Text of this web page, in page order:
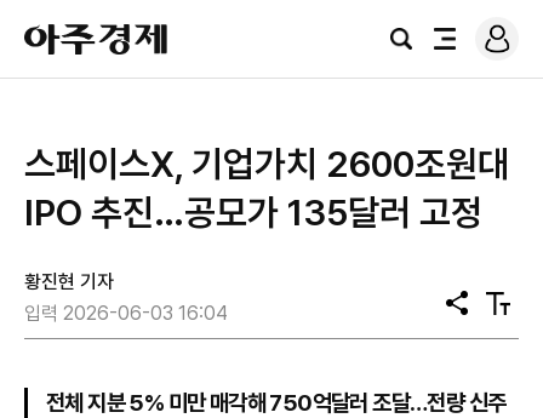
아
주
경
검
전
로
그
스페이스X, 기업가치 2600조원대
IPO 추진…공모가 135달러 고정
황진현 기자
입력 2026-06-03 16:04
공
유
텍
스
기
전체 지분 5% 미만 매각해 750억달러 조달…전량 신주